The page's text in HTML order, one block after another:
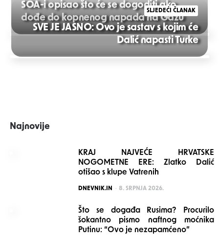
Post
navigation
SOA-i opisao što će se dogoditi ako
dođe do kopnenog napada na Gazu
SLJEDEĆI ČLANAK
SVE JE JASNO: Ovo je sastav s kojim će
Dalić napasti Turke
Najnovije
KRAJ NAJVEĆE HRVATSKE
NOGOMETNE ERE: Zlatko Dalić
otišao s klupe Vatrenih
POSTED
DNEVNIK.IN 8. SRPNJA 2026.
Što se događa Rusima? Procurilo
šokantno pismo naftnog moćnika
Putinu: “Ovo je nezapamćeno”